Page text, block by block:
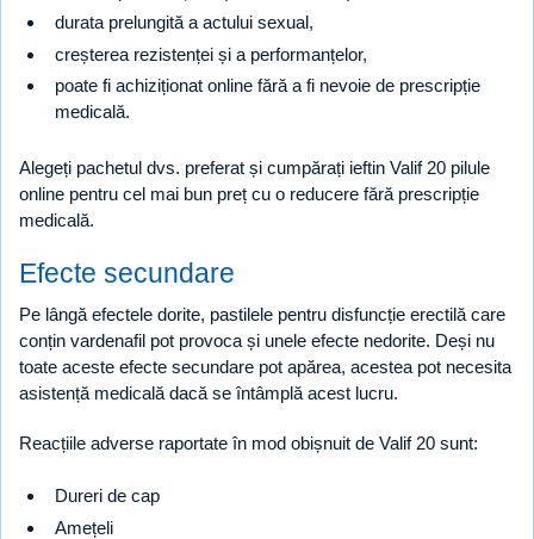
durata prelungită a actului sexual,
creșterea rezistenței și a performanțelor,
poate fi achiziționat online fără a fi nevoie de prescripție
medicală.
Alegeți pachetul dvs. preferat și cumpărați ieftin Valif 20 pilule
online pentru cel mai bun preț cu o reducere fără prescripție
medicală.
Efecte secundare
Pe lângă efectele dorite, pastilele pentru disfuncție erectilă care
conțin vardenafil pot provoca și unele efecte nedorite. Deși nu
toate aceste efecte secundare pot apărea, acestea pot necesita
asistență medicală dacă se întâmplă acest lucru.
Reacțiile adverse raportate în mod obișnuit de Valif 20 sunt:
Dureri de cap
Amețeli